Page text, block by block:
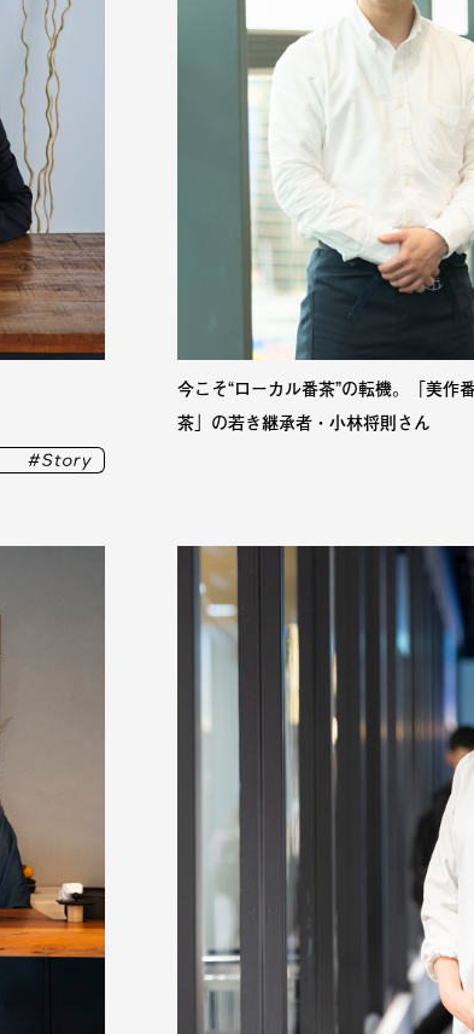
今こそ“ローカル番茶”の転機。「美作
茶」の若き継承者・小林将則さん